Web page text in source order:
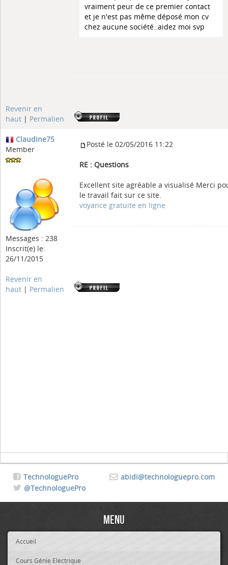
vraiment peur de ce premier contact
et je n'est pas même déposé mon cv
chez aucune société..aidez moi svp
Revenir en
haut | Permalien
Claudine75
Member
Messages : 238
Inscrit(e) le:
26/11/2015
Posté le 02/05/2016 11:22
RE : Questions
Excellent site agréable a visualisé Merci
le travail fait sur ce site.
voyance gratuite en ligne
Revenir en
haut | Permalien
abidi@technologuepro.com
TechnologuePro
@TechnologuePro
Menu
Accueil
Cours Génie Electrique